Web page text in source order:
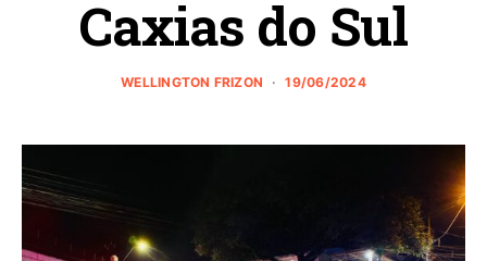
Caxias do Sul
WELLINGTON FRIZON 19/06/2024